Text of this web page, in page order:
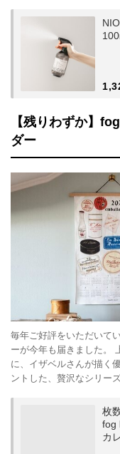
【残りわずか】
ダー
毎年ご好評をいただいて
ーが今年も届きました。
に、イザベルさんが描く
ントした、贅沢なシリーズ
枚
fog
カ